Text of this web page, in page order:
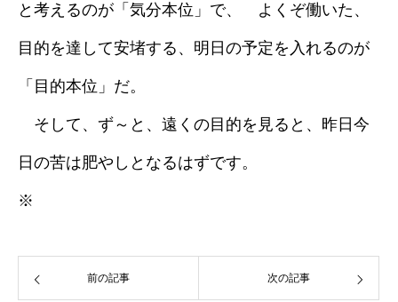
と考えるのが「気分本位」で、 よくぞ働いた、
目的を達して安堵する、明日の予定を入れるのが
「目的本位」だ。
そして、ず～と、遠くの目的を見ると、昨日今
日の苦は肥やしとなるはずです。
※
前の記事 次の記事